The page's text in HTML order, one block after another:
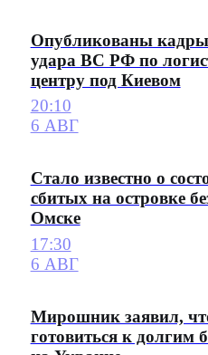
Опубликованы кадры
удара ВС РФ по
центру под Киевом
20:10
6 АВГ
Стало известно о
сбитых на островке
Омске
17:30
6 АВГ
Мирошник заявил,
готовиться к долгим